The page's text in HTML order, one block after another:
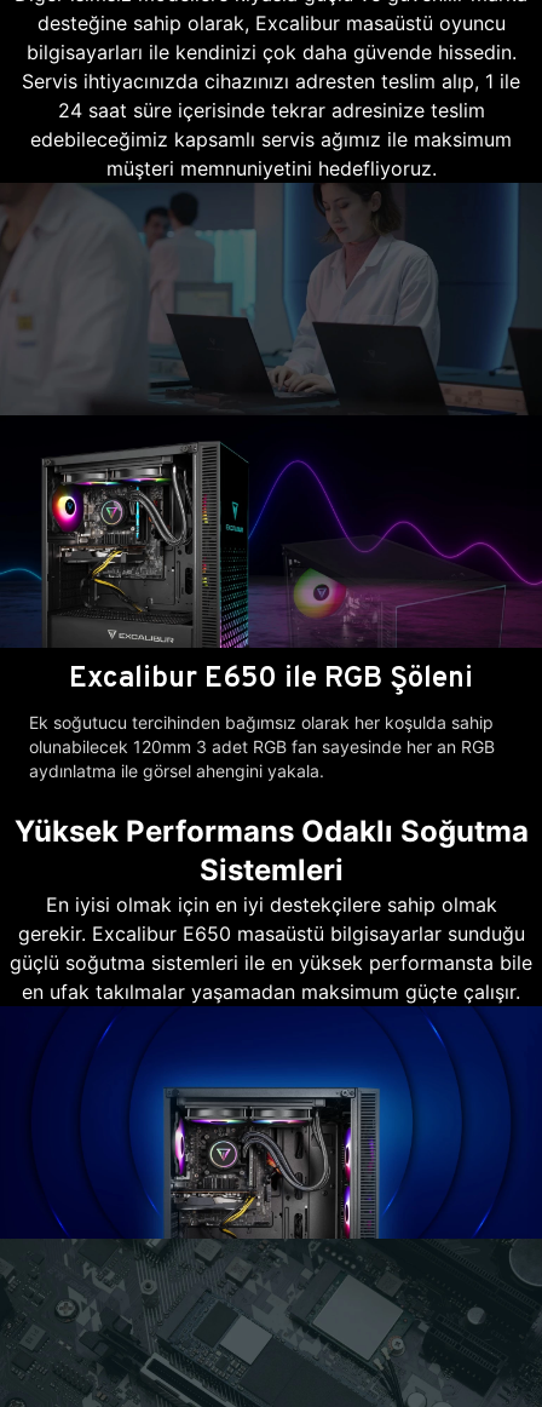
desteğine sahip olarak, Excalibur masaüstü oyuncu
bilgisayarları ile kendinizi çok daha güvende hissedin.
Servis ihtiyacınızda cihazınızı adresten teslim alıp, 1 ile
24 saat süre içerisinde tekrar adresinize teslim
edebileceğimiz kapsamlı servis ağımız ile maksimum
müşteri memnuniyetini hedefliyoruz.
Excalibur E650 ile RGB Şöleni
Ek soğutucu tercihinden bağımsız olarak her koşulda sahip
olunabilecek 120mm 3 adet RGB fan sayesinde her an RGB
aydınlatma ile görsel ahengini yakala.
Yüksek Performans Odaklı Soğutma
Sistemleri
En iyisi olmak için en iyi destekçilere sahip olmak
gerekir. Excalibur E650 masaüstü bilgisayarlar sunduğu
güçlü soğutma sistemleri ile en yüksek performansta bile
en ufak takılmalar yaşamadan maksimum güçte çalışır.